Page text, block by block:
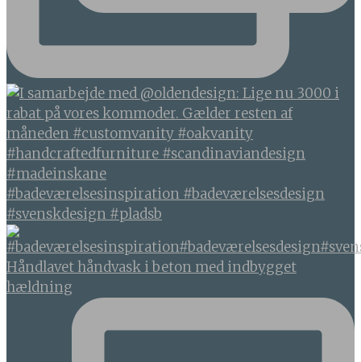
#badeværelsesinspiration #badeværelsesdesign
#svenskdesign #pladsb
Håndlavet håndvask i beton med indbygget
hældning